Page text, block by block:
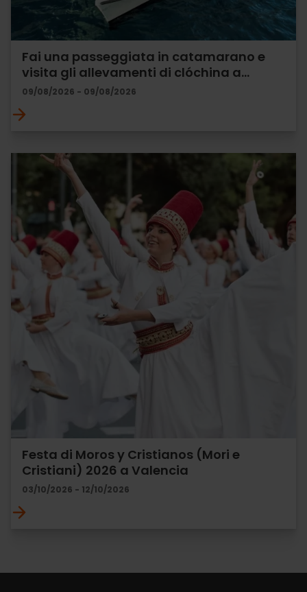
Fai una passeggiata in catamarano e
visita gli allevamenti di clóchina a…
09/08/2026 - 09/08/2026
Festa di Moros y Cristianos (Mori e
Cristiani) 2026 a Valencia
03/10/2026 - 12/10/2026